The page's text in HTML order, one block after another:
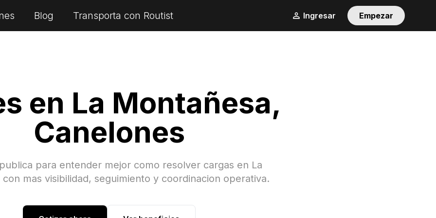
Blog Transporta con Routist Ingresar Empezar
en La Montañesa,
Canelones
para entender mejor como resolver cargas en La
con mas visibilidad, seguimiento y coordinacion operativa.